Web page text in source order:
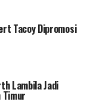
Tacoy Dipromosi
Lambila Jadi
Timur